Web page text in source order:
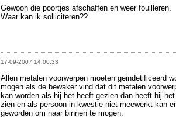
Gewoon die poortjes afschaffen en weer fouilleren.
Waar kan ik solliciteren??
17-09-2007 14:00:33
Allen metalen voorwerpen moeten geindetificeerd
mogen als de bewaker vind dat dit metalen
kan worden als hij het heeft gezien dan heeft hij
zien en als persoon in kwestie niet meewerkt kan
geworden om naar binnen te mogen.